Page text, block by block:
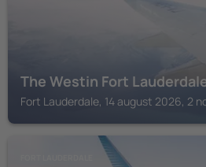
The Westin Fort
Fort Lauderdale, 14 august 2026, 2